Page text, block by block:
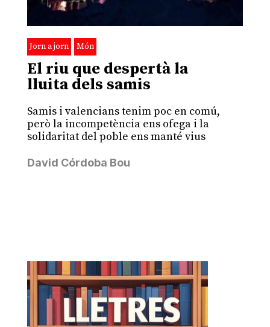
Jorn a jorn Món
El riu que despertà la
lluita dels samis
Samis i valencians tenim poc en comú,
però la incompetència ens ofega i la
solidaritat del poble ens manté vius
David Córdoba Bou